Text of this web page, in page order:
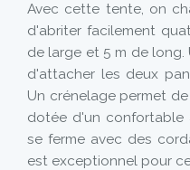
Avec cette tente, on
d'abriter facilement
de large et 5 m de
d'attacher les deux
Un crénelage permet
dotée d'un confortable
se ferme avec des
est exceptionnel pour